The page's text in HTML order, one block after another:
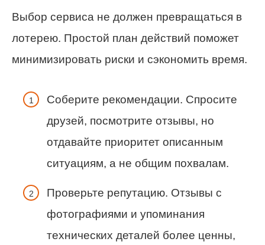
Выбор сервиса не должен превращаться в
лотерею. Простой план действий поможет
минимизировать риски и сэкономить время.
Соберите рекомендации. Спросите
друзей, посмотрите отзывы, но
отдавайте приоритет описанным
ситуациям, а не общим похвалам.
Проверьте репутацию. Отзывы с
фотографиями и упоминания
технических деталей более ценны,